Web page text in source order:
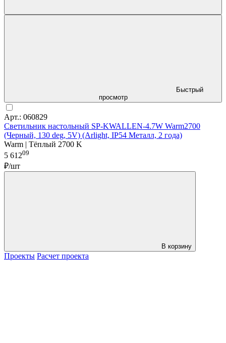
Быстрый
просмотр
Арт.: 060829
Светильник настольный SP-KWALLEN-4.7W Warm2700
(Черный, 130 deg, 5V) (Arlight, IP54 Металл, 2 года)
Warm | Тёплый 2700 K
5 61209
₽/шт
В корзину
Проекты Расчет проекта